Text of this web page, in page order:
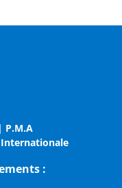
P.M.A
: